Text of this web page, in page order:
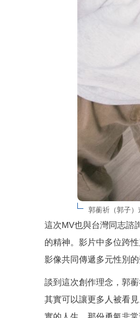
郭蘅祈（郭子）
這次MV也與台灣同志諮
的精神。影片中多位跨
影像共同傳遞多元性別的
談到這次創作理念，郭
其實可以讓更多人被看